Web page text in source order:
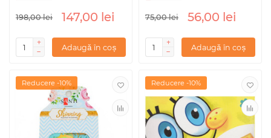
198,00 lei 147,00 lei
Adaugă în coș
75,00 lei 56,00 lei
Adaugă în coș
Reducere -10% Reducere -10%